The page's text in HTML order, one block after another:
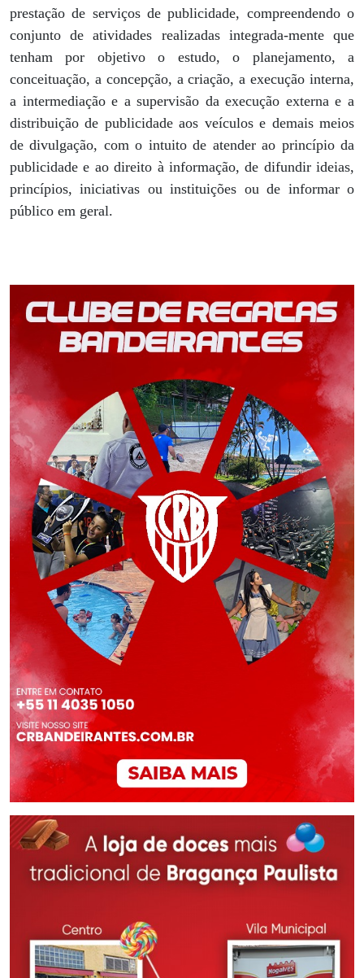
prestação de serviços de publicidade, compreendendo o
conjunto de atividades realizadas integrada-mente que
tenham por objetivo o estudo, o planejamento, a
conceituação, a concepção, a criação, a execução interna,
a intermediação e a supervisão da execução externa e a
distribuição de publicidade aos veículos e demais meios
de divulgação, com o intuito de atender ao princípio da
publicidade e ao direito à informação, de difundir ideias,
princípios, iniciativas ou instituições ou de informar o
público em geral.